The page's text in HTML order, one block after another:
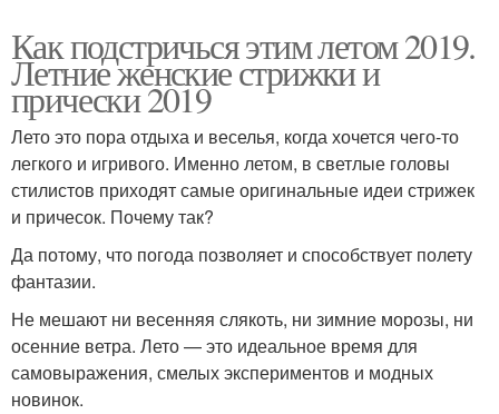
Как подстричься этим летом 2019.
Летние женские стрижки и
прически 2019
Лето это пора отдыха и веселья, когда хочется чего-то
легкого и игривого. Именно летом, в светлые головы
стилистов приходят самые оригинальные идеи стрижек
и причесок. Почему так?
Да потому, что погода позволяет и способствует полету
фантазии.
Не мешают ни весенняя слякоть, ни зимние морозы, ни
осенние ветра. Лето — это идеальное время для
самовыражения, смелых экспериментов и модных
новинок.